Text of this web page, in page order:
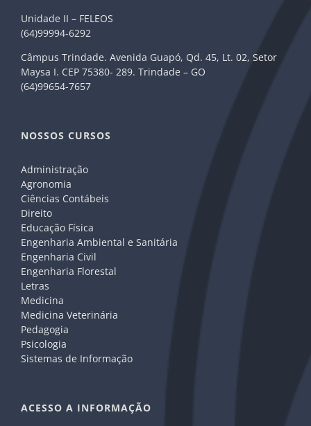
Unidade II – FELEOS
(64)99994-6292
Câmpus Trindade. Avenida Guapó, Qd. 45, Lt. 02, Setor
Maysa I. CEP 75380- 289. Trindade – GO
(64)99654-7657
NOSSOS CURSOS
Administração
Agronomia
Ciências Contábeis
Direito
Educação Física
Engenharia Ambiental e Sanitária
Engenharia Civil
Engenharia Florestal
Letras
Medicina
Medicina Veterinária
Pedagogia
Psicologia
Sistemas de Informação
ACESSO A INFORMAÇÃO